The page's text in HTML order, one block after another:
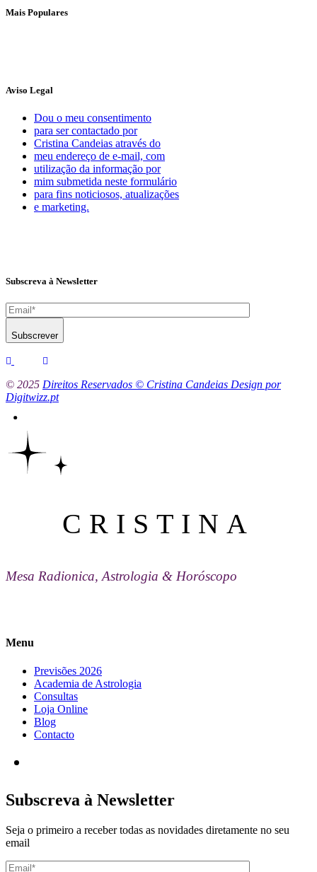
Mais Populares
Aviso Legal
Dou o meu consentimento
para ser contactado por
Cristina Candeias através do
meu endereço de e-mail, com
utilização da informação por
mim submetida neste formulário
para fins noticiosos, atualizações
e marketing.
Subscreva à Newsletter
Subscrever
© 2025 Direitos Reservados © Cristina Candeias Design por
Digitwizz.pt
CRISTINA
Mesa Radionica, Astrologia & Horóscopo
Menu
Previsões 2026
Academia de Astrologia
Consultas
Loja Online
Blog
Contacto
Subscreva à Newsletter
Seja o primeiro a receber todas as novidades diretamente no seu
email